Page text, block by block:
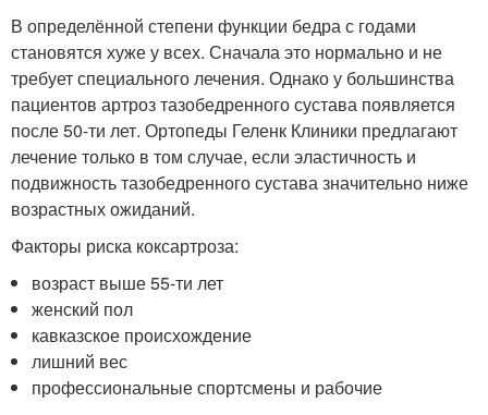
В определённой степени функции бедра с годами
становятся хуже у всех. Сначала это нормально и не
требует специального лечения. Однако у большинства
пациентов артроз тазобедренного сустава появляется
после 50-ти лет. Ортопеды Геленк Клиники предлагают
лечение только в том случае, если эластичность и
подвижность тазобедренного сустава значительно ниже
возрастных ожиданий.
Факторы риска коксартроза:
возраст выше 55-ти лет
женский пол
кавказское происхождение
лишний вес
профессиональные спортсмены и рабочие